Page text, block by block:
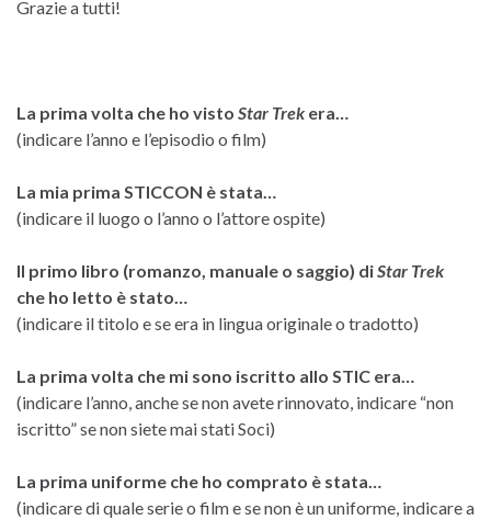
Grazie a tutti!
La prima volta che ho visto Star Trek era…
(indicare l’anno e l’episodio o film)
La mia prima STICCON è stata…
(indicare il luogo o l’anno o l’attore ospite)
Il primo libro (romanzo, manuale o saggio) diStar Trek
che ho letto è stato…
(indicare il titolo e se era in lingua originale o tradotto)
La prima volta che mi sono iscritto allo STIC era…
(indicare l’anno, anche se non avete rinnovato, indicare “non
iscritto” se non siete mai stati Soci)
La prima uniforme che ho comprato è stata…
(indicare di quale serie o film e se non è un uniforme, indicare a